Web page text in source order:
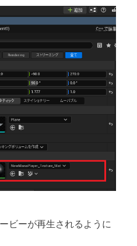
ビーが再生されるように